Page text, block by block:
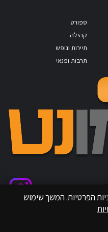
ספורט
קהילה
תיירות ונופש
תרבות ופנאי
הפרטיות. המשך שימוש